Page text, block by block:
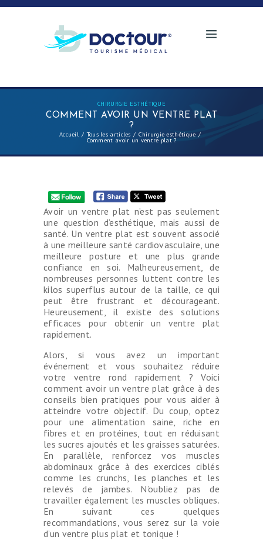
CHIRURGIE ESTHÉTIQUE
COMMENT AVOIR UN VENTRE PLAT
?
Accueil Tous les articles Chirurgie esthétique
Comment avoir un ventre plat ?
Avoir un ventre plat n’est pas seulement
une question d’esthétique, mais aussi de
santé. Un ventre plat est souvent associé
à une meilleure santé cardiovasculaire, une
meilleure posture et une plus grande
confiance en soi. Malheureusement, de
nombreuses personnes luttent contre les
kilos superflus autour de la taille, ce qui
peut être frustrant et décourageant.
Heureusement, il existe des solutions
efficaces pour obtenir un ventre plat
rapidement.
Alors, si vous avez un important
événement et vous souhaitez réduire
votre ventre rond rapidement ? Voici
comment avoir un ventre plat grâce à des
conseils bien pratiques pour vous aider à
atteindre votre objectif. Du coup, optez
pour une alimentation saine, riche en
fibres et en protéines, tout en réduisant
les sucres ajoutés et les graisses saturées.
En parallèle, renforcez vos muscles
abdominaux grâce à des exercices ciblés
comme les crunchs, les planches et les
relevés de jambes. N’oubliez pas de
travailler également les muscles obliques.
En suivant ces quelques
recommandations, vous serez sur la voie
d’un ventre plus plat et tonique !